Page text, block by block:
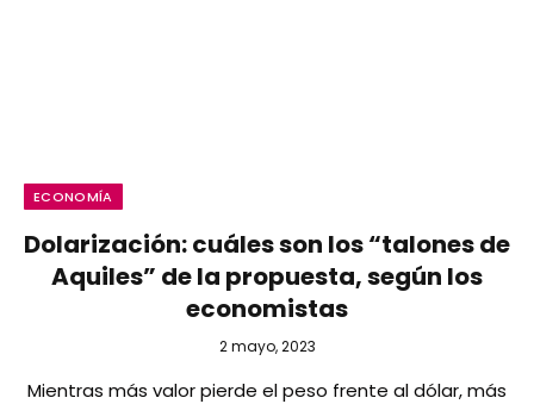
ECONOMÍA
Dolarización: cuáles son los “talones de
Aquiles” de la propuesta, según los
economistas
2 mayo, 2023
Mientras más valor pierde el peso frente al dólar, más